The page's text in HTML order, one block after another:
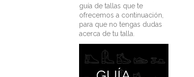
guía de tallas que te
ofrecemos a continuación,
para que no tengas dudas
acerca de tu talla.